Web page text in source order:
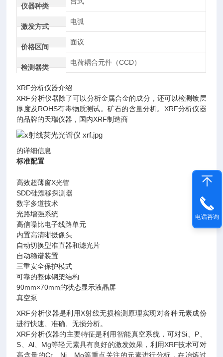
仪器种类
激发方式
电弧
价格区间
面议
检测器类
电荷耦合元件（CCD）
XRF分析仪器介绍
XRF分析仪器除了可以分析金属合金的成分，还可以检测镀层
厚度及ROHS有毒物质测试。矿石的含量分析。XRF分析仪器
的品牌的天瑞仪器，国内XRF制造商
的详细信息
标准配置
高效超薄窗X光管
SDD硅漂移探测器
数字多道技术
光路增强系统
高信噪比电子线路单元
内置高清晰摄像头
自动切换型准直器和滤光片
自动稳谱装置
三重安全保护模式
可靠的整体钢架结构
90mm×70mm的状态显示液晶屏
真空泵
XRF分析仪器是利用X射线无损检测原理实现对各种元素成份
进行快速、准确、无损分析。
XRF分析仪器的主要特征是利用智能真空系统，可对Si、P、
S、Al、Mg等轻元素具有良好的激发效果，利用XRF技术可对
高含量的Cr、Ni、Mo等重点关注的元素进行分析，在冶炼过
电话咨询